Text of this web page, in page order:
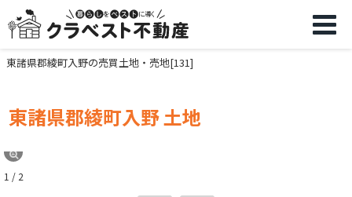
東諸県郡綾町入野の売買土地・売地[131]
東諸県郡綾町入野 土地
1 / 2